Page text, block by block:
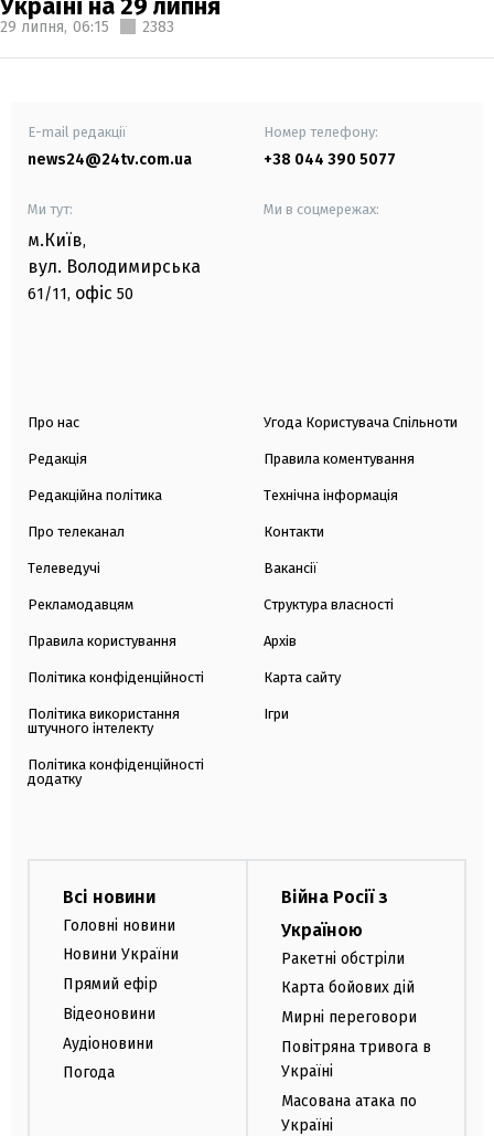
29 липня, 06:15 2383
E-mail редакції
news24@24tv.com.ua
Номер телефону:
+38 044 390 5077
Ми тут:
м.Київ,
вул. Володимирська
61/11, офіс 50
Ми в соцмережах:
Про нас
Редакція
Редакційна політика
Про телеканал
Телеведучі
Рекламодавцям
Правила користування
Політика конфіденційності
Політика використання
штучного інтелекту
Політика конфіденційності
додатку
Угода Користувача Спільноти
Правила коментування
Технічна інформація
Контакти
Вакансії
Структура власності
Архів
Карта сайту
Ігри
Всі новини
Головні новини
Новини України
Прямий ефір
Відеоновини
Аудіоновини
Погода
Війна Росії з
Україною
Ракетні обстріли
Карта бойових дій
Мирні переговори
Повітряна тривога в
Україні
Масована атака по
Україні